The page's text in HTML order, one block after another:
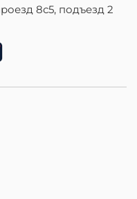
8с5, подъезд 2